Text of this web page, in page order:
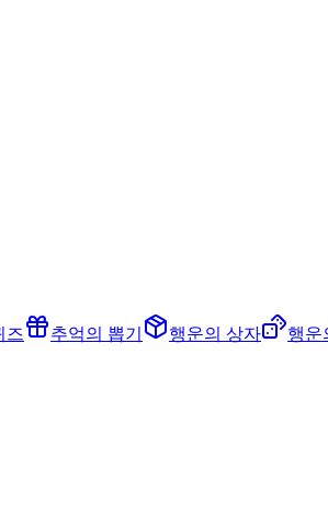
즈 추억의 뽑기 행운의 상자 행운